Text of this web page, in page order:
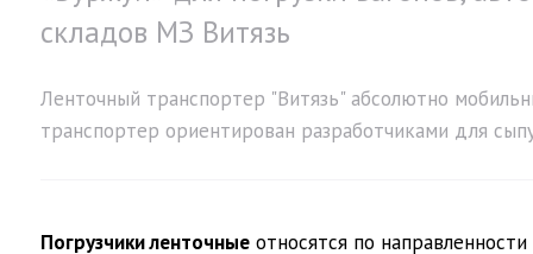
складов МЗ Витязь
Ленточный транспортер "Витязь" абсолютно
транспортер ориентирован разработчиками для
Погрузчики ленточные относятся по